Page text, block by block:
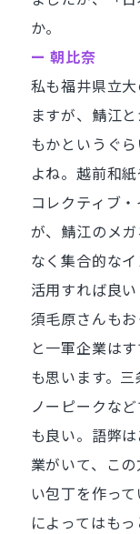
か。
ー 朝比奈
私も福井県立
ますが、鯖江
もかというぐ
よね。越前和
コレクティブ
が、鯖江のメ
なく集合的な
活用すれば良い
須毛原さんも
と一軍企業は
も思います。
ノーピークな
も良い。語弊
業がいて、こ
い包丁を作っ
によってはも